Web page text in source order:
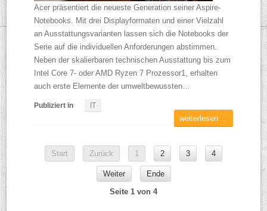
Acer präsentiert die neueste Generation seiner Aspire-
Notebooks. Mit drei Displayformaten und einer Vielzahl
an Ausstattungsvarianten lassen sich die Notebooks der
Serie auf die individuellen Anforderungen abstimmen.
Neben der skalierbaren technischen Ausstattung bis zum
Intel Core 7- oder AMD Ryzen 7 Prozessor1, erhalten
auch erste Elemente der umweltbewussten…
Publiziert in IT
weiterlesen ...
Start Zurück 1 2 3 4
Weiter
Ende
Seite 1 von 4